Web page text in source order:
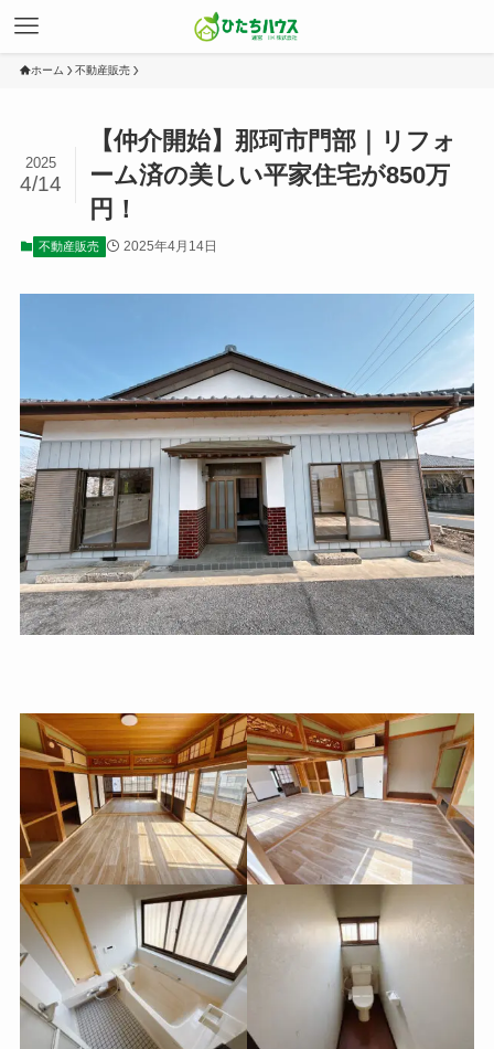
ホーム 不動産販売
【仲介開始】那珂市門部｜リフォ
ーム済の美しい平家住宅が850万
円！
2025
4/14
不動産販売 2025年4月14日